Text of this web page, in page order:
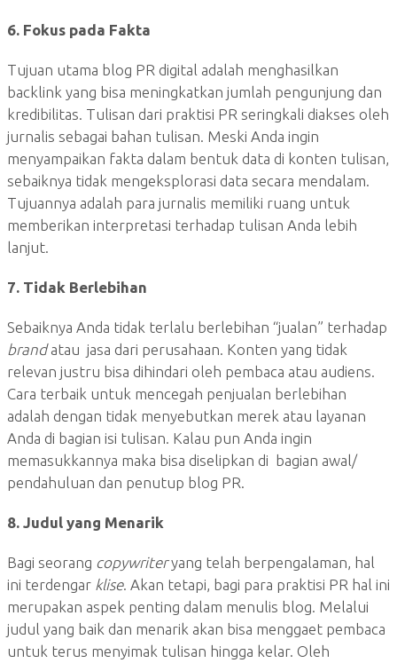
6. Fokus pada Fakta
Tujuan utama blog PR digital adalah menghasilkan
backlink yang bisa meningkatkan jumlah pengunjung dan
kredibilitas. Tulisan dari praktisi PR seringkali diakses oleh
jurnalis sebagai bahan tulisan. Meski Anda ingin
menyampaikan fakta dalam bentuk data di konten tulisan,
sebaiknya tidak mengeksplorasi data secara mendalam.
Tujuannya adalah para jurnalis memiliki ruang untuk
memberikan interpretasi terhadap tulisan Anda lebih
lanjut.
7. Tidak Berlebihan
Sebaiknya Anda tidak terlalu berlebihan “jualan” terhadap
brandatau jasa dari perusahaan. Konten yang tidak
relevan justru bisa dihindari oleh pembaca atau audiens.
Cara terbaik untuk mencegah penjualan berlebihan
adalah dengan tidak menyebutkan merek atau layanan
Anda di bagian isi tulisan. Kalau pun Anda ingin
memasukkannya maka bisa diselipkan di bagian awal/
pendahuluan dan penutup blog PR.
8. Judul yang Menarik
Bagi seorang copywriteryang telah berpengalaman, hal
ini terdengar klise. Akan tetapi, bagi para praktisi PR hal ini
merupakan aspek penting dalam menulis blog. Melalui
judul yang baik dan menarik akan bisa menggaet pembaca
untuk terus menyimak tulisan hingga kelar. Oleh